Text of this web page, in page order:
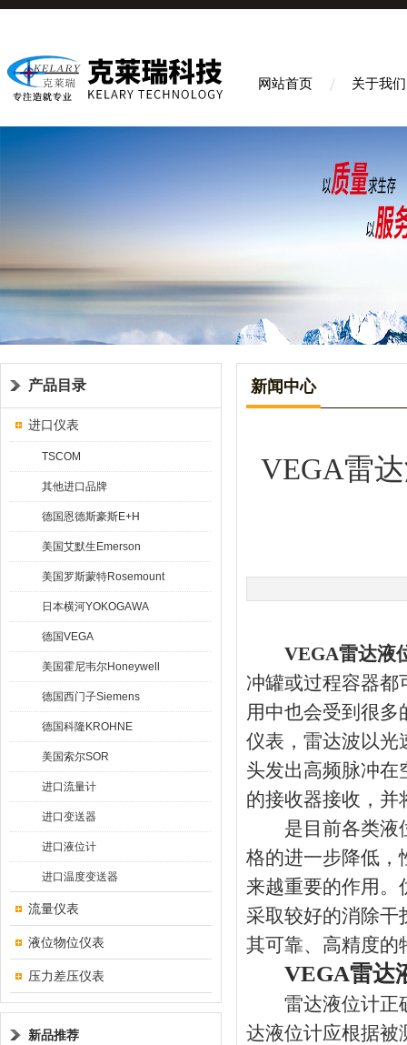
网站首页 关于我们
产品目录
进口仪表
TSCOM
其他进口品牌
德国恩德斯豪斯E+H
美国艾默生Emerson
美国罗斯蒙特Rosemount
日本横河YOKOGAWA
德国VEGA
美国霍尼韦尔Honeywell
德国西门子Siemens
德国科隆KROHNE
美国索尔SOR
进口流量计
进口变送器
进口液位计
进口温度变送器
流量仪表
液位物位仪表
压力差压仪表
新品推荐
新闻中心
VEGA雷
VEGA雷达液
冲罐或过程容器都
用中也会受到很
仪表，雷达波以光
头发出高频脉冲在
的接收器接收，并
是目前各类液位
格的进一步降低，
来越重要的作用
采取较好的消除干
其可靠、高精度的
VEGA雷达
雷达液位计正确
达液位计应根据被